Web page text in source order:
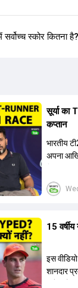
स्कोर कितना है?
सूर्या
कप्तान
भारतीय
अपना
की
किशन और
और संजू
आगामी
हैं।
15
इस
शानदार